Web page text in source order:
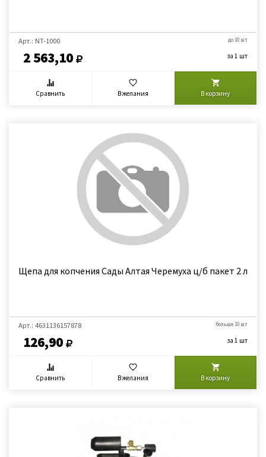
Арт.: NT-1000
2 563,10
до 10 шт
за 1 шт
Сравнить В желания В корзину
Щепа для копчения Сады Алтая Черемуха ц/б пакет 2 л
Арт.: 4631136157878
126,90
больше 10 шт
за 1 шт
Сравнить В желания В корзину